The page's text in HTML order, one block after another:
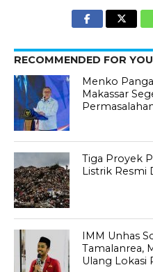
RECOMMENDED FOR YOU
Menko
Makassar
Tiga Proyek
Listrik Resmi
IMM Unhas
Tamalanrea,
Ulang Lokasi